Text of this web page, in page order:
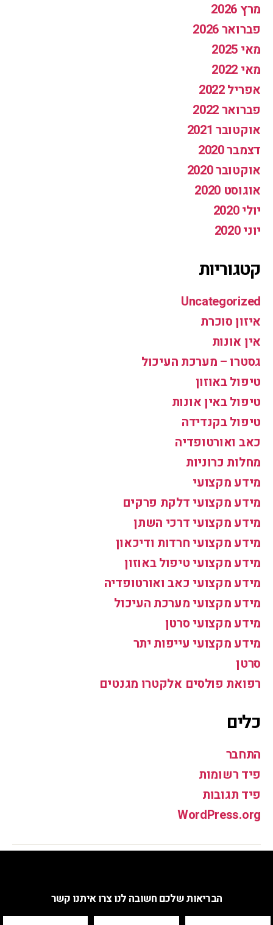
מרץ 2026
פברואר 2026
מאי 2025
מאי 2022
אפריל 2022
פברואר 2022
אוקטובר 2021
דצמבר 2020
אוקטובר 2020
אוגוסט 2020
יולי 2020
יוני 2020
קטגוריות
Uncategorized
איזון סוכרת
אין אונות
גסטרו – מערכת העיכול
טיפול באוזון
טיפול באין אונות
טיפול בקנדידה
כאב ואורטופדיה
מחלות כרוניות
מידע מקצועי
מידע מקצועי דלקת פרקים
מידע מקצועי דרכי השתן
מידע מקצועי חרדות ודיכאון
מידע מקצועי טיפול באוזון
מידע מקצועי כאב ואורטופדיה
מידע מקצועי מערכת העיכול
מידע מקצועי סרטן
מידע מקצועי עייפות יתר
סרטן
רפואת פולסים אלקטרו מגנטים
כלים
התחבר
פיד רשומות
פיד תגובות
WordPress.org
הבריאות שלכם חשובה לנו צרו איתנו קשר